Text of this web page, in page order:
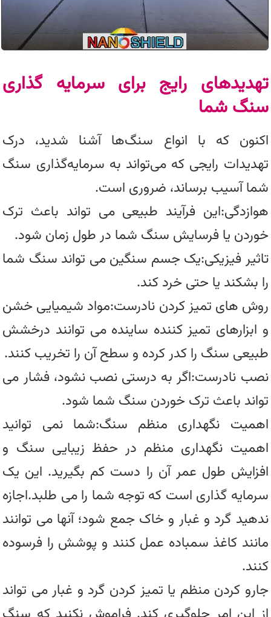
تهدیدهای رایج برای سرمایه گذاری
سنگ شما
اکنون که با انواع سنگ‌ها آشنا شدید، درک
تهدیدات رایجی که می‌تواند به سرمایه‌گذاری سنگ
شما آسیب برساند، ضروری است.
هوازدگی:این فرآیند طبیعی می تواند باعث ترک
خوردن یا فرسایش سنگ شما در طول زمان شود.
تاثیر فیزیکی:یک جسم سنگین می تواند سنگ شما
را بشکند یا حتی خرد کند.
روش های تمیز کردن نادرست:مواد شیمیایی خشن
و ابزارهای تمیز کننده ساینده می توانند درخشش
طبیعی سنگ را کدر کرده و سطح آن را تخریب کنند.
نصب نادرست:اگر به درستی نصب نشود، فشار می
تواند باعث ترک خوردن سنگ شما شود.
اهمیت نگهداری منظم سنگ:شما نمی توانید
اهمیت نگهداری منظم در حفظ زیبایی سنگ و
افزایش طول عمر آن را دست کم بگیرید. این یک
سرمایه گذاری است که توجه شما را می طلبد.اجازه
ندهید گرد و غبار و خاک جمع شود؛ آنها می توانند
مانند کاغذ سمباده عمل کنند و پوشش را فرسوده
کنند.
جارو کردن منظم یا تمیز کردن گرد و غبار می تواند